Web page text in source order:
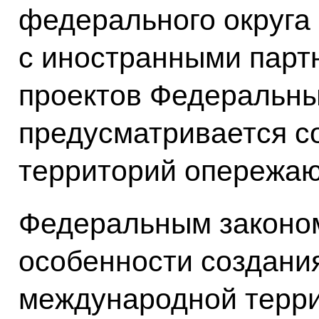
федерального
с иностранными
проектов
предусматривается
территорий
Федеральным
особенности
международной